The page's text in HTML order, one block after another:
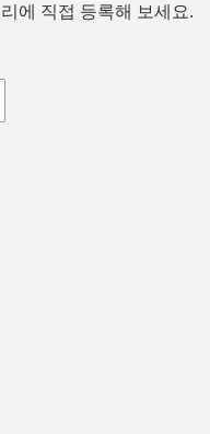
에 직접 등록해 보세요.